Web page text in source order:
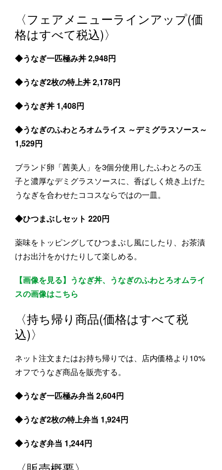
〈フェアメニューラインアップ(価
格はすべて税込)〉
◆うなぎ一匹極み丼 2,948円
◆うなぎ2枚の特上丼 2,178円
◆うなぎ丼 1,408円
◆うなぎのふわとろオムライス ～デミグラスソース～
1,529円
ブランド卵「茜美人」を3個分使用したふわとろの玉
子と濃厚なデミグラスソースに、香ばしく焼き上げた
うなぎを合わせたココスならではの一皿。
◆ひつまぶしセット 220円
薬味をトッピングしてひつまぶし風にしたり、お茶漬
けお出汁をかけたりして楽しめる。
【画像を見る】うなぎ丼、うなぎのふわとろオムライ
スの画像はこちら
〈持ち帰り商品(価格はすべて税
込)〉
ネット注文またはお持ち帰りでは、店内価格より10%
オフでうなぎ商品を販売する。
◆うなぎ一匹極み弁当 2,604円
◆うなぎ2枚の特上弁当 1,924円
◆うなぎ弁当 1,244円